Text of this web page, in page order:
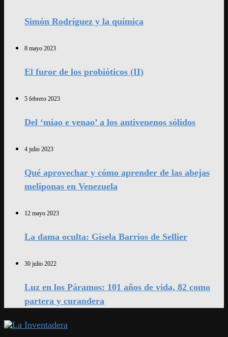
Simón Rodríguez y la química
8 mayo 2023
El furor de los probióticos (II)
5 febrero 2023
Del ‘miao e venao’ a los antivenenos sólidos
4 julio 2023
Qué aprovechar y cómo aprender de las abejas
meliponas en Venezuela
12 mayo 2023
La dama oculta: Gisela Barrios de Sellier
30 julio 2022
Luz en los Páramos: 101 años de vida, 82 como
partera y curandera